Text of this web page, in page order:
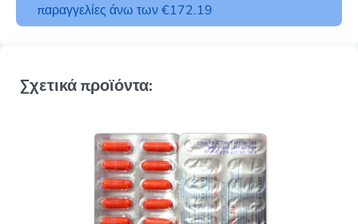
παραγγελίες άνω των €172.19
Σχετικά προϊόντα: